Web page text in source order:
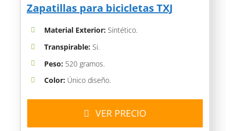
Zapatillas para bicicletas TXJ
Material Exterior: Sintético.
Transpirable: Si.
Peso: 520 gramos.
Color: Único diseño.
VER PRECIO